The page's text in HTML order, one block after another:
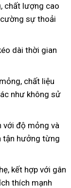
chất lượng cao
sự thoải
dài thời gian
chất liệu
như không sử
với độ mỏng và
tận hưởng từng
kết hợp với gân
thích mạnh